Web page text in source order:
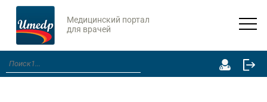
Медицинский портал
для врачей